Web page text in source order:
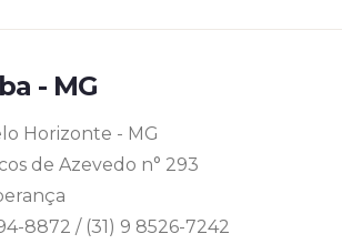
- MG
Horizonte - MG
de Azevedo n° 293
8872 / (31) 9 8526-7242